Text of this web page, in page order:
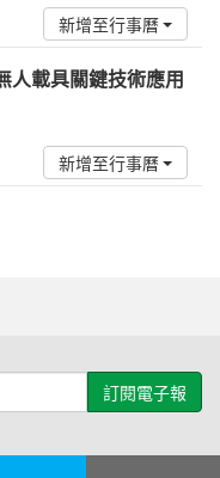
新增至行事曆
人載具關鍵技術應用
新增至行事曆